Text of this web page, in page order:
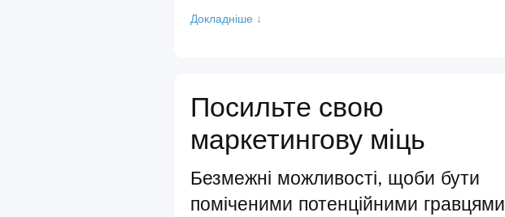
Докладніше ↓
Посильте свою
маркетингову міць
Безмежні можливості, щоби бути
поміченими потенційними гравцями